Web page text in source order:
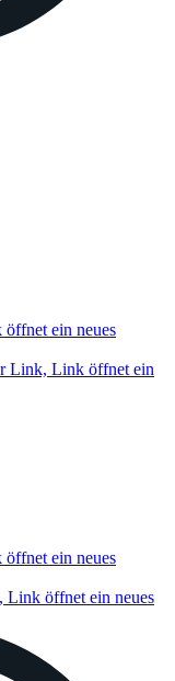
ein neues
Link, Link öffnet ein
ein neues
Link öffnet ein neues